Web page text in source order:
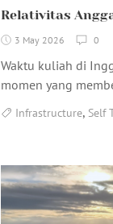
Relativitas
3 May 2026 0
Waktu kuliah di
momen yang
Infrastructure, Self